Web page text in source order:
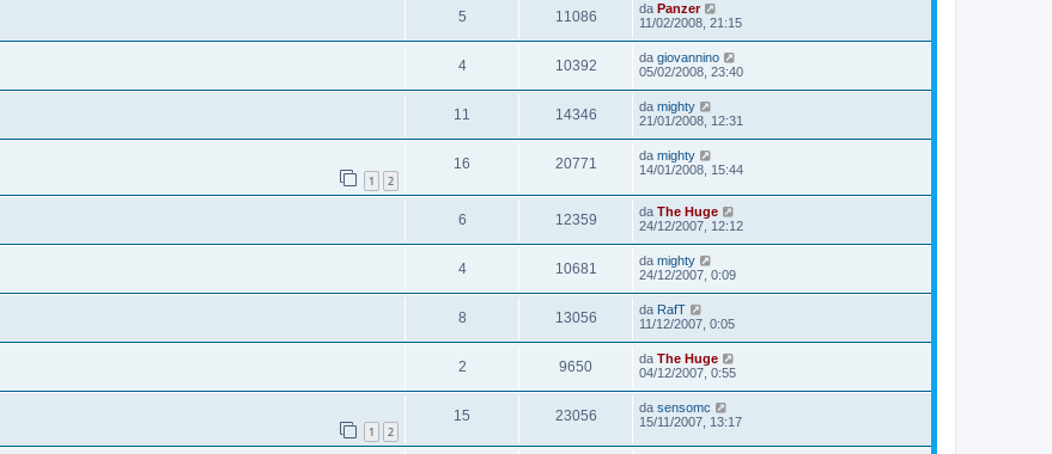
5 11086 da Panzer
11/02/2008, 21:15
4 10392 da giovannino
05/02/2008, 23:40
11 14346 da mighty
21/01/2008, 12:31
1 2
16 20771 da mighty
14/01/2008, 15:44
6 12359 da The Huge
24/12/2007, 12:12
4 10681 da mighty
24/12/2007, 0:09
8 13056 da RafT
11/12/2007, 0:05
2 9650 da The Huge
04/12/2007, 0:55
1 2
15 23056 da sensomc
15/11/2007, 13:17